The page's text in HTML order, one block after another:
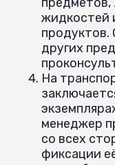
жидкостей
продуктов.
других
На
менеджер
со всех
фиксации